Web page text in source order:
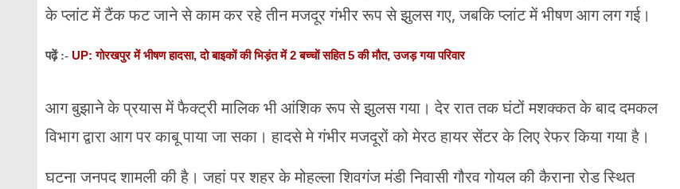
के प्लांट में टैंक फट जाने से काम कर रहे तीन मजदूर गंभीर रूप से झुलस गए, जबकि प्लांट में भीषण आग लग गई।
पढ़ें :- UP: गोरखपुर में भीषण हादसा, दो बाइकों की भिड़ंत में 2 बच्चों सहित 5 की मौत, उजड़ गया परिवार
आग बुझाने के प्रयास में फैक्ट्री मालिक भी आंशिक रूप से झुलस गया। देर रात तक घंटों मशक्कत के बाद दमकल
विभाग द्वारा आग पर काबू पाया जा सका। हादसे मे गंभीर मजदूरों को मेरठ हायर सेंटर के लिए रेफर किया गया है।
घटना जनपद शामली की है। जहां पर शहर के मोहल्ला शिवगंज मंडी निवासी गौरव गोयल की कैराना रोड स्थित